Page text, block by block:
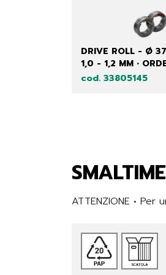
DRIVE ROLL - Ø 37
1,0 - 1,2 MM •
cod. 33805145
ATTENZIONE •